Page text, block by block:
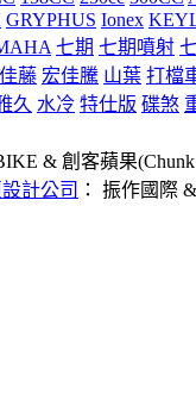
GRYPHUS Ionex
七期 七期噴射
藤 宏佳騰 山葉 打檔
久 水冷 特仕版 碟煞
& 創客蘋果(Chunk
計公司 ： 振作國際